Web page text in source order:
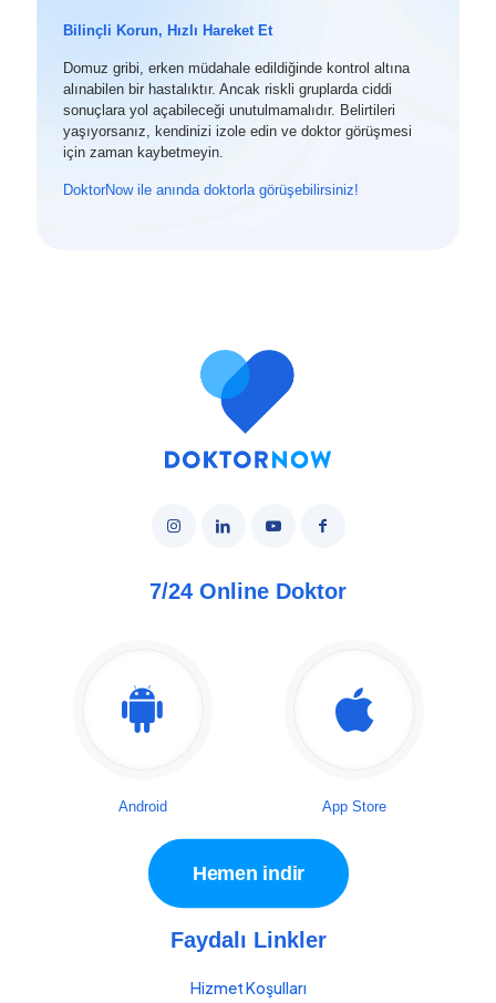
Bilinçli Korun, Hızlı Hareket Et
Domuz gribi, erken müdahale edildiğinde kontrol altına
alınabilen bir hastalıktır. Ancak riskli gruplarda ciddi
sonuçlara yol açabileceği unutulmamalıdır. Belirtileri
yaşıyorsanız, kendinizi izole edin ve doktor görüşmesi
için zaman kaybetmeyin.
DoktorNow ile anında doktorla görüşebilirsiniz!
7/24 Online Doktor
Android App Store
Hemen indir
Faydalı Linkler
Hizmet Koşulları